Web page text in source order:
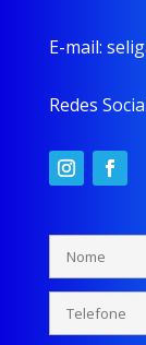
E-mail:
Redes